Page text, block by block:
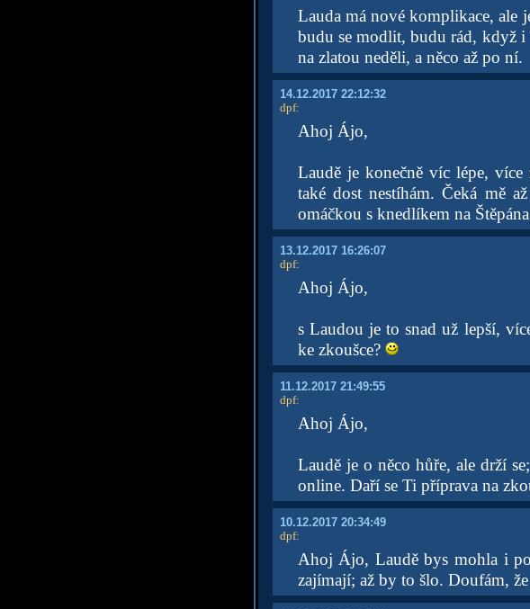
Lauda má nové komplikace, ale
budu se modlit, budu rád, když
na zlatou neděli, a něco až po ní.
14.12.2017 22:12:32
dpf:
Ahoj Ájo,
Laudě je konečně víc lépe,
také dost nestíhám. Čeká mě
omáčkou s knedlíkem na
13.12.2017 16:26:07
dpf:
Ahoj Ájo,
s Laudou je to snad už lepší,
ke zkoušce?
11.12.2017 21:49:55
dpf:
Ahoj Ájo,
Laudě je o něco hůře, ale drží
online. Daří se Ti příprava na
10.12.2017 20:34:49
dpf:
Ahoj Ájo, Laudě bys mohla i
zajímají; až by to šlo. Doufám,